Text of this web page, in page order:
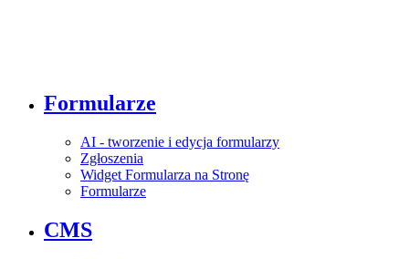
Formularze
AI - tworzenie i edycja formularzy
Zgłoszenia
Widget Formularza na Stronę
Formularze
CMS